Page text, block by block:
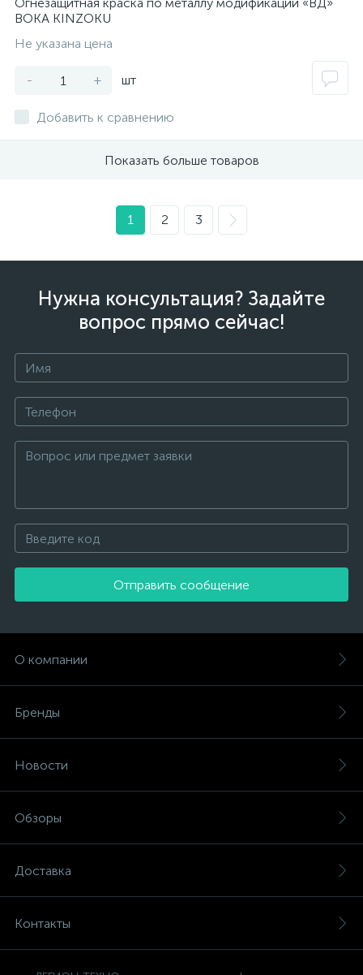
BOKA KINZOKU
Не указана цена
- + шт
Добавить к сравнению
Показать больше товаров
1 2 3
Нужна консультация? Задайте
вопрос прямо сейчас!
Отправить сообщение
О компании
Бренды
Новости
Обзоры
Доставка
Контакты